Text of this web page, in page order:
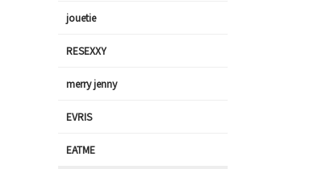
jouetie
RESEXXY
merry jenny
EVRIS
EATME